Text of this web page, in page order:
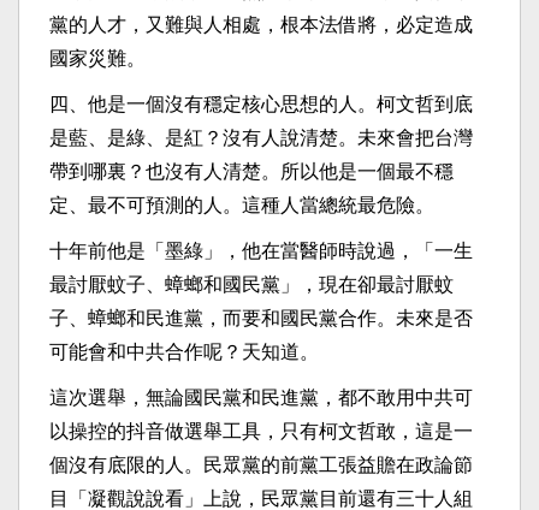
黨的人才，又難與人相處，根本法借將，必定造成
國家災難。
四、他是一個沒有穩定核心思想的人。柯文哲到底
是藍、是綠、是紅？沒有人說清楚。未來會把台灣
帶到哪裏？也沒有人清楚。所以他是一個最不穩
定、最不可預測的人。這種人當總統最危險。
十年前他是「墨綠」，他在當醫師時說過，「一生
最討厭蚊子、蟑螂和國民黨」，現在卻最討厭蚊
子、蟑螂和民進黨，而要和國民黨合作。未來是否
可能會和中共合作呢？天知道。
這次選舉，無論國民黨和民進黨，都不敢用中共可
以操控的抖音做選舉工具，只有柯文哲敢，這是一
個沒有底限的人。民眾黨的前黨工張益贍在政論節
目「凝觀說說看」上說，民眾黨目前還有三十人組